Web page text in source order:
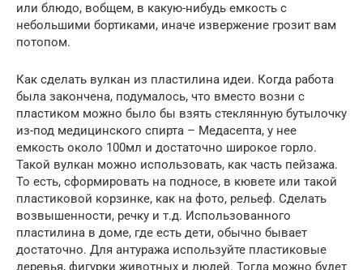
или блюдо, вобщем, в какую-нибудь емкость с
небольшими бортиками, иначе извержение грозит вам
потопом.
Как сделать вулкан из пластилина идеи. Когда работа
была закончена, подумалось, что вместо возни с
пластиком можно было бы взять стеклянную бутылочку
из-под медицинского спирта – Медасепта, у нее
емкость около 100мл и достаточно широкое горло.
Такой вулкан можно использовать, как часть пейзажа.
То есть, сформировать на подносе, в кювете или такой
пластиковой корзинке, как на фото, рельеф. Сделать
возвышенности, речку и т.д. Использованного
пластилина в доме, где есть дети, обычно бывает
достаточно. Для антуража используйте пластиковые
деревья, фигурки животных и людей. Тогда можно будет